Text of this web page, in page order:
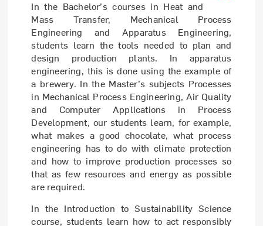
In the Bachelor’s courses in Heat and
Mass Transfer, Mechanical Process
Engineering and Apparatus Engineering,
students learn the tools needed to plan and
design production plants. In apparatus
engineering, this is done using the example of
a brewery. In the Master’s subjects Processes
in Mechanical Process Engineering, Air Quality
and Computer Applications in Process
Development, our students learn, for example,
what makes a good chocolate, what process
engineering has to do with climate protection
and how to improve production processes so
that as few resources and energy as possible
are required.
In the Introduction to Sustainability Science
course, students learn how to act responsibly